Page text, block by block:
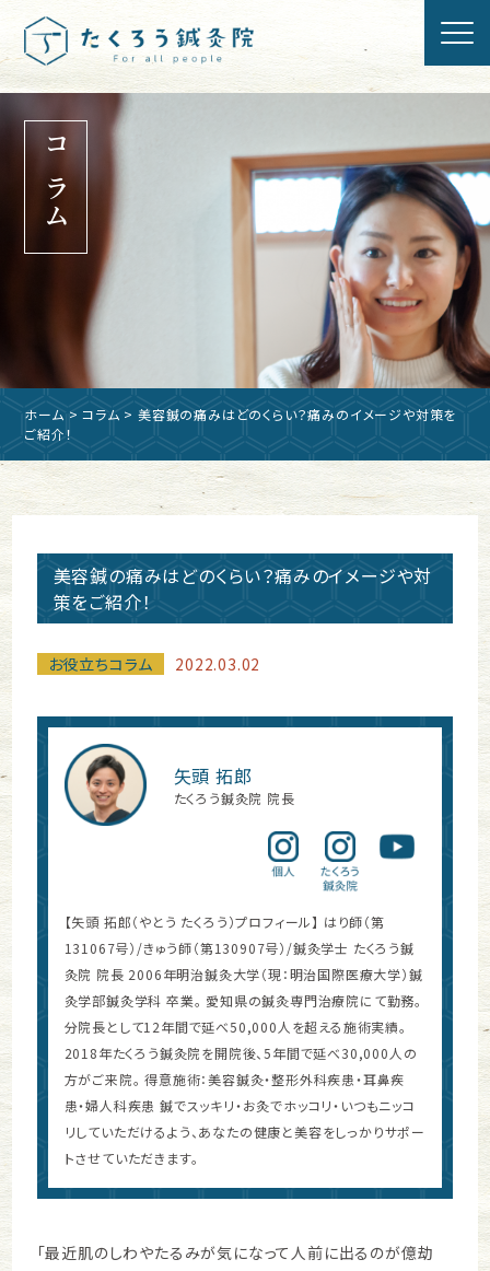
コラム
ホーム>コラム> 美容鍼の痛みはどのくらい？痛みのイメージや対策を
ご紹介！
美容鍼の痛みはどのくらい？痛みのイメージや対
策をご紹介！
お役立ちコラム 2022.03.02
矢頭 拓郎
たくろう鍼灸院 院長
【矢頭 拓郎（やとう たくろう）プロフィール】 はり師（第
131067号）/きゅう師（第130907号）/鍼灸学士 たくろう鍼
灸院 院長 2006年明治鍼灸大学（現：明治国際医療大学）鍼
灸学部鍼灸学科 卒業。 愛知県の鍼灸専門治療院にて勤務。
分院長として12年間で延べ50,000人を超える施術実績。
2018年たくろう鍼灸院を開院後、5年間で延べ30,000人の
方がご来院。 得意施術：美容鍼灸・整形外科疾患・耳鼻疾
患・婦人科疾患 鍼でスッキリ・お灸でホッコリ・いつもニッコ
リしていただけるよう、あなたの健康と美容をしっかりサポー
トさせていただきます。
「最近肌のしわやたるみが気になって人前に出るのが億劫